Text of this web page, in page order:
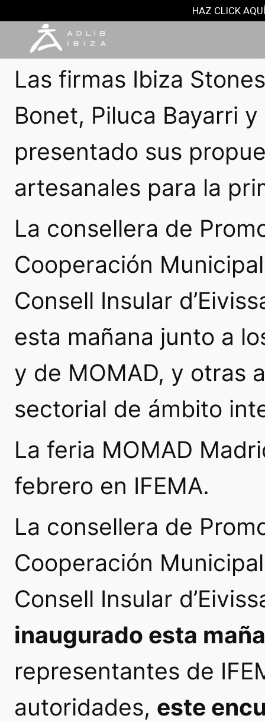
HAZ CLICK
Las firmas Ibiza
Bonet, Piluca Bayarri
presentado sus
artesanales para la
La consellera de
Cooperación
Consell Insular
esta mañana junto a
y de MOMAD, y otras
sectorial de ámbito
La feria MOMAD
febrero en IFEMA.
La consellera de
Cooperación
Consell Insular
inaugurado esta
representantes de
autoridades, este